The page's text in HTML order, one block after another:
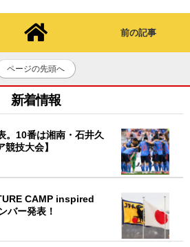
前の記事
ページの先頭へ
新着情報
。10番は湘南・石井久
技大会】
CAMP inspired
バー発表！